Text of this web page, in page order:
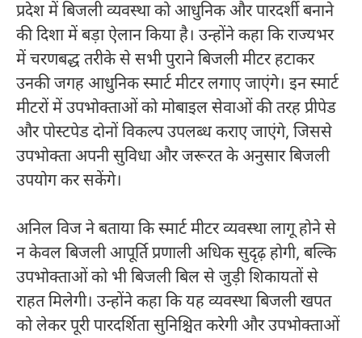
प्रदेश में बिजली व्यवस्था को आधुनिक और पारदर्शी बनाने
की दिशा में बड़ा ऐलान किया है। उन्होंने कहा कि राज्यभर
में चरणबद्ध तरीके से सभी पुराने बिजली मीटर हटाकर
उनकी जगह आधुनिक स्मार्ट मीटर लगाए जाएंगे। इन स्मार्ट
मीटरों में उपभोक्ताओं को मोबाइल सेवाओं की तरह प्रीपेड
और पोस्टपेड दोनों विकल्प उपलब्ध कराए जाएंगे, जिससे
उपभोक्ता अपनी सुविधा और जरूरत के अनुसार बिजली
उपयोग कर सकेंगे।
अनिल विज ने बताया कि स्मार्ट मीटर व्यवस्था लागू होने से
न केवल बिजली आपूर्ति प्रणाली अधिक सुदृढ़ होगी, बल्कि
उपभोक्ताओं को भी बिजली बिल से जुड़ी शिकायतों से
राहत मिलेगी। उन्होंने कहा कि यह व्यवस्था बिजली खपत
को लेकर पूरी पारदर्शिता सुनिश्चित करेगी और उपभोक्ताओं